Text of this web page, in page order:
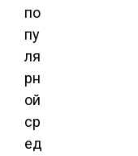
по
пу
ля
рн
ой
ср
ед